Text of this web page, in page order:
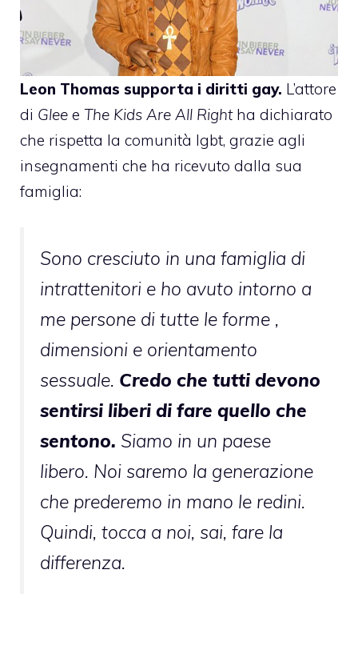
Leon Thomas supporta i diritti gay. L’attore
di Glee e The Kids Are All Rightha dichiarato
che rispetta la comunità lgbt, grazie agli
insegnamenti che ha ricevuto dalla sua
famiglia:
Sono cresciuto in una famiglia di
intrattenitori e ho avuto intorno a
me persone di tutte le forme ,
dimensioni e orientamento
sessuale. Credo che tutti devono
sentirsi liberi di fare quello che
sentono. Siamo in un paese
libero. Noi saremo la generazione
che prederemo in mano le redini.
Quindi, tocca a noi, sai, fare la
differenza.